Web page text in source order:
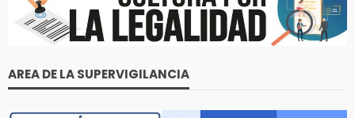
AREA DE LA SUPERVIGILANCIA